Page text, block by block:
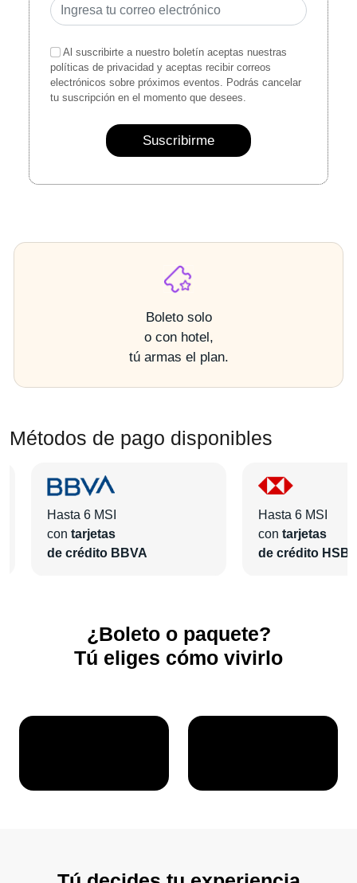
Al suscribirte a nuestro boletín aceptas nuestras
políticas de privacidad y aceptas recibir correos
electrónicos sobre próximos eventos. Podrás cancelar
tu suscripción en el momento que desees.
Suscribirme
Boleto solo
o con hotel,
tú armas el plan.
Métodos de pago disponibles
Hasta 6 MSI
con tarjetas
de crédito BBVA
Hasta 6 MSI
con tarjetas
de crédito
¿Boleto o paquete?
Tú eliges cómo vivirlo